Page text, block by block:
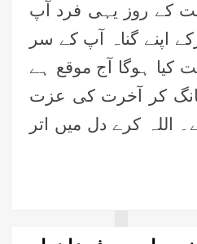
کے روز یہی فرد آپ
اپنے گناہ آپ کے سر
کیا ہوگا آج موقع ہے
کر آخرت کی عزت
اللہ کرے دل میں اتر